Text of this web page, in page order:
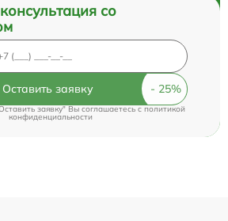
со
Оставить заявку
заявку" Вы соглашаетесь cполитикой
конфиденциальности